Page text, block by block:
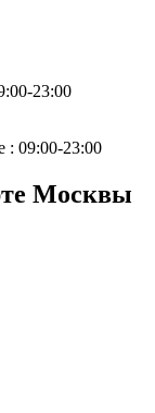
23:00
: 09:00-23:00
Москвы